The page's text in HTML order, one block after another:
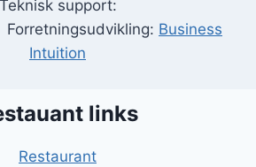
Teknisk support:
Business
Intuition
links
Restaurant